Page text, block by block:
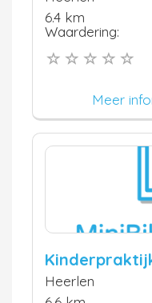
6.4 km
Waardering:
Meer
Heerlen